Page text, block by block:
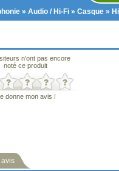
» Audio / Hi-Fi » Casque »
n'ont pas encore
noté ce produit
donne mon avis !
avis